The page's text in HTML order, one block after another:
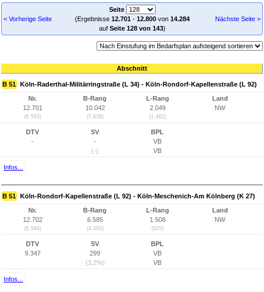
< Vorherige Seite
Seite
(Ergebnisse 12.701- 12.800von 14.284
auf Seite 128 von 143)
Nächste Seite >
Abschnitt
B 51 Köln-Raderthal-Militärringstraße (L 34) - Köln-Rondorf-Kapellenstraße (L 92)
Nr.
12.701
(6.583)
B-Rang
10.042
(7.638)
L-Rang
2.049
(1.462)
Land
NW
DTV
-
SV
-
(-)
BPL
VB
VB
Infos...
B 51 Köln-Rondorf-Kapellenstraße (L 92) - Köln-Meschenich-Am Kölnberg (K 27)
Nr.
12.702
(6.584)
B-Rang
6.585
(4.200)
L-Rang
1.508
(925)
Land
NW
DTV
9.347
SV
299
(3,2%)
BPL
VB
VB
Infos...